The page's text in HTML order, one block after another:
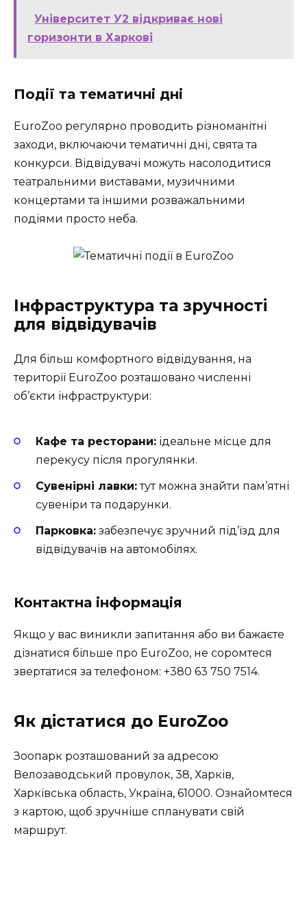
Університет У2 відкриває нові
горизонти в Харкові
Події та тематичні дні
EuroZoo регулярно проводить різноманітні
заходи, включаючи тематичні дні, свята та
конкурси. Відвідувачі можуть насолодитися
театральними виставами, музичними
концертами та іншими розважальними
подіями просто неба.
Інфраструктура та зручності
для відвідувачів
Для більш комфортного відвідування, на
території EuroZoo розташовано численні
об’єкти інфраструктури:
Кафе та ресторани: ідеальне місце для
перекусу після прогулянки.
Сувенірні лавки:тут можна знайти пам’ятні
сувеніри та подарунки.
Парковка: забезпечує зручний під’їзд для
відвідувачів на автомобілях.
Контактна інформація
Якщо у вас виникли запитання або ви бажаєте
дізнатися більше про EuroZoo, не соромтеся
звертатися за телефоном: +380 63 750 7514.
Як дістатися до EuroZoo
Зоопарк розташований за адресою
Велозаводський провулок, 38, Харків,
Харківська область, Україна, 61000. Ознайомтеся
з картою, щоб зручніше спланувати свій
маршрут.